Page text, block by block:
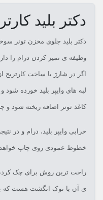
دکتر بلید کارتریج 85
دکتر بلید جلوی مخزن تونر
وظیفه ی تمیز کردن درام را
اگر در شارژ یا ساخت
لبه های وایپر بلید خورده
کاغذ تونر اضافه ریخته شود و
خرابی وایپر بلید، درام و در
خطوط عمودی روی چاپ
راحت ترین روش برای چک
ی آن با نوک انگشت هست که به